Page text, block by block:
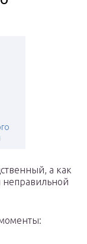
а как
неправильной